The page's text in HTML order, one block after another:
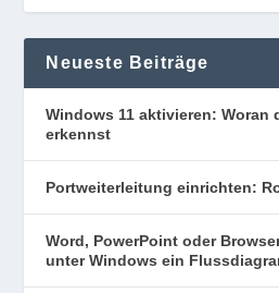
Neueste Beiträge
Windows 11 aktivieren: Woran
erkennst
Portweiterleitung einrichten:
Word, PowerPoint oder
unter Windows ein